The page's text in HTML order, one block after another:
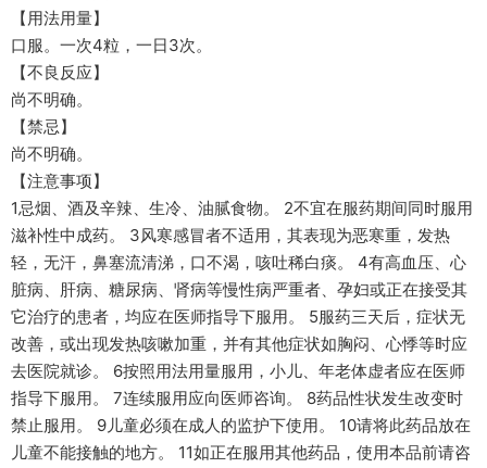
【用法用量】
口服。一次4粒，一日3次。
【不良反应】
尚不明确。
【禁忌】
尚不明确。
【注意事项】
1忌烟、酒及辛辣、生冷、油腻食物。 2不宜在服药期间同时服用
滋补性中成药。 3风寒感冒者不适用，其表现为恶寒重，发热
轻，无汗，鼻塞流清涕，口不渴，咳吐稀白痰。 4有高血压、心
脏病、肝病、糖尿病、肾病等慢性病严重者、孕妇或正在接受其
它治疗的患者，均应在医师指导下服用。 5服药三天后，症状无
改善，或出现发热咳嗽加重，并有其他症状如胸闷、心悸等时应
去医院就诊。 6按照用法用量服用，小儿、年老体虚者应在医师
指导下服用。 7连续服用应向医师咨询。 8药品性状发生改变时
禁止服用。 9儿童必须在成人的监护下使用。 10请将此药品放在
儿童不能接触的地方。 11如正在服用其他药品，使用本品前请咨